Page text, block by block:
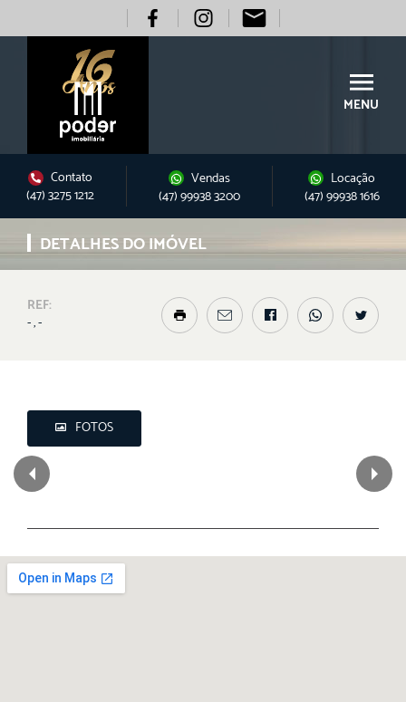
MENU
Contato
(47) 3275 1212
Vendas
(47) 99938 3200
Locação
(47) 99938 1616
DETALHES DO IMÓVEL
REF:
- , -
FOTOS